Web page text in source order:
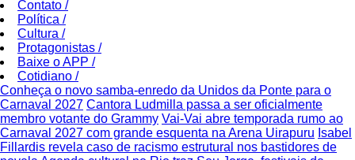
Contato /
Política /
Cultura /
Protagonistas /
Baixe o APP /
Cotidiano /
Conheça o novo samba-enredo da Unidos da Ponte para o
Carnaval 2027 Cantora Ludmilla passa a ser oficialmente
membro votante do Grammy Vai-Vai abre temporada rumo ao
Carnaval 2027 com grande esquenta na Arena Uirapuru Isabel
Fillardis revela caso de racismo estrutural nos bastidores de